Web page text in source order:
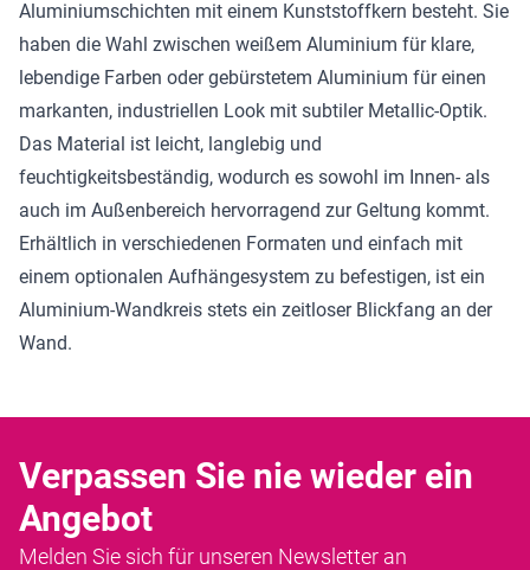
Aluminiumschichten mit einem Kunststoffkern besteht. Sie
haben die Wahl zwischen weißem Aluminium für klare,
lebendige Farben oder gebürstetem Aluminium für einen
markanten, industriellen Look mit subtiler Metallic-Optik.
Das Material ist leicht, langlebig und
feuchtigkeitsbeständig, wodurch es sowohl im Innen- als
auch im Außenbereich hervorragend zur Geltung kommt.
Erhältlich in verschiedenen Formaten und einfach mit
einem optionalen Aufhängesystem zu befestigen, ist ein
Aluminium-Wandkreis stets ein zeitloser Blickfang an der
Wand.
Verpassen Sie nie wieder ein
Angebot
Melden Sie sich für unseren Newsletter an